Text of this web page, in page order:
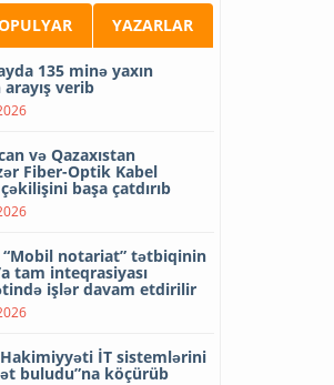
YAZARLAR
135 minə yaxın
verib
və Qazaxıstan
Fiber-Optik Kabel
başa çatdırıb
notariat” tətbiqinin
tam inteqrasiyası
işlər davam etdirilir
Hakimiyyəti İT sistemlərini
buludu”na köçürüb